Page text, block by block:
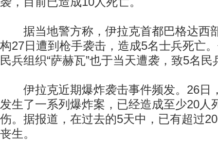
据当地警方称，伊拉克首都巴格达西
构27日遭到枪手袭击，造成5名士兵死亡
民兵组织“萨赫瓦”也于当天遭袭，致5名民
伊拉克近期爆炸袭击事件频发。26日
发生了一系列爆炸案，已经造成至少20人
伤。据报道，在过去的5天中，已有超过
丧生。